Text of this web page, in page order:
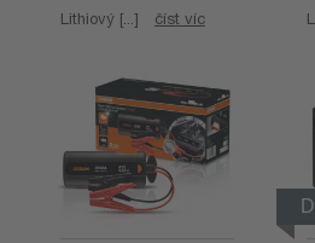
Lithiový [...] číst víc